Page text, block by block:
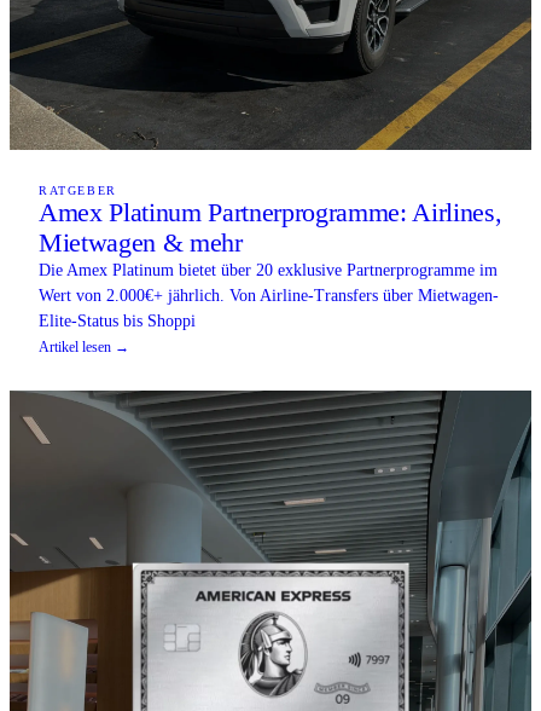
RATGEBER
Amex Platinum Partnerprogramme: Airlines,
Mietwagen & mehr
Die Amex Platinum bietet über 20 exklusive Partnerprogramme im
Wert von 2.000€+ jährlich. Von Airline-Transfers über Mietwagen-
Elite-Status bis Shoppi
Artikel lesen →